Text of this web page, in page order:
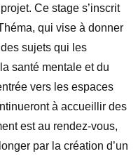
Ce stage s’inscrit
qui vise à donner
sujets qui les
santé mentale et du
vers les espaces
à accueillir des
est au rendez-vous,
par la création d’un